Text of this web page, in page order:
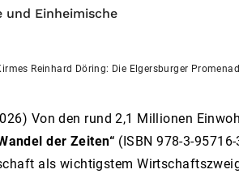
Einheimische
Reinhard Döring: Die Elgersburger
) Von den rund 2,1 Millionen
der Zeiten“ (ISBN 978-3-
als wichtigstem